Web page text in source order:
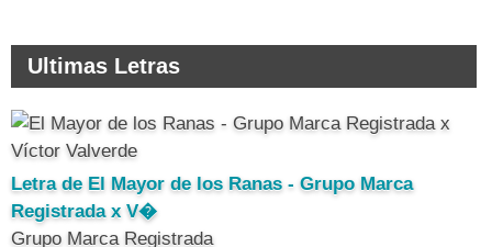
Ultimas Letras
Letra de El Mayor de los Ranas - Grupo Marca
Registrada x V�
Grupo Marca Registrada